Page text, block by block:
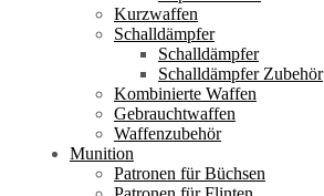
Kurzwaffen
Schalldämpfer
Schalldämpfer
Schalldämpfer Zubehör
Kombinierte Waffen
Gebrauchtwaffen
Waffenzubehör
Munition
Patronen für Büchsen